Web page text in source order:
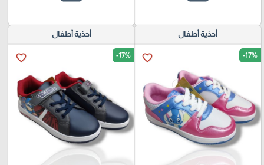
أحذية أطفال
favorite_border -17%
أحذية أطفال
favorite_border -17%